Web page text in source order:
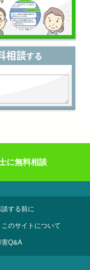
に無料相談
する前に
このサイトについて
害Q&A